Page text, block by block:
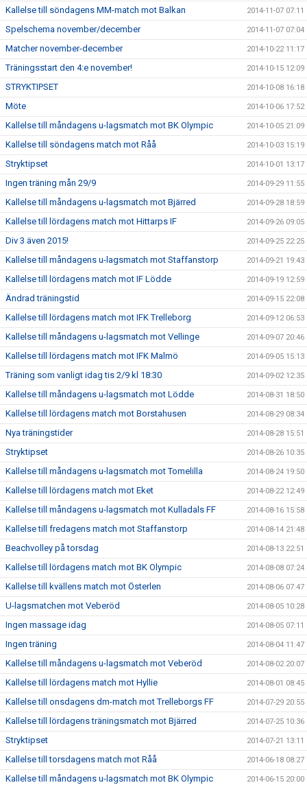
Kallelse till söndagens MM-match mot Balkan 2014-11-07 07:11
Spelschema november/december 2014-11-07 07:04
Matcher november-december 2014-10-22 11:17
Träningsstart den 4:e november! 2014-10-15 12:09
STRYKTIPSET 2014-10-08 16:18
Möte 2014-10-06 17:52
Kallelse till måndagens u-lagsmatch mot BK Olympic 2014-10-05 21:09
Kallelse till söndagens match mot Råå 2014-10-03 15:19
Stryktipset 2014-10-01 13:17
Ingen träning mån 29/9 2014-09-29 11:55
Kallelse till måndagens u-lagsmatch mot Bjärred 2014-09-28 18:59
Kallelse till lördagens match mot Hittarps IF 2014-09-26 09:05
Div 3 även 2015! 2014-09-25 22:25
Kallelse till måndagens u-lagsmatch mot Staffanstorp 2014-09-21 19:43
Kallelse till lördagens match mot IF Lödde 2014-09-19 12:59
Ändrad träningstid 2014-09-15 22:08
Kallelse till lördagens match mot IFK Trelleborg 2014-09-12 06:53
Kallelse till måndagens u-lagsmatch mot Vellinge 2014-09-07 20:46
Kallelse till lördagens match mot IFK Malmö 2014-09-05 15:13
Träning som vanligt idag tis 2/9 kl 18:30 2014-09-02 12:35
Kallelse till måndagens u-lagsmatch mot Lödde 2014-08-31 18:50
Kallelse till lördagens match mot Borstahusen 2014-08-29 08:34
Nya träningstider 2014-08-28 15:51
Stryktipset 2014-08-26 10:35
Kallelse till måndagens u-lagsmatch mot Tomelilla 2014-08-24 19:50
Kallelse till lördagens match mot Eket 2014-08-22 12:49
Kallelse till måndagens u-lagsmatch mot Kulladals FF 2014-08-16 15:58
Kallelse till fredagens match mot Staffanstorp 2014-08-14 21:48
Beachvolley på torsdag 2014-08-13 22:51
Kallelse till lördagens match mot BK Olympic 2014-08-08 07:24
Kallelse till kvällens match mot Österlen 2014-08-06 07:47
U-lagsmatchen mot Veberöd 2014-08-05 10:28
Ingen massage idag 2014-08-05 07:11
Ingen träning 2014-08-04 11:47
Kallelse till måndagens u-lagsmatch mot Veberöd 2014-08-02 20:07
Kallelse till lördagens match mot Hyllie 2014-08-01 08:45
Kallelse till onsdagens dm-match mot Trelleborgs FF 2014-07-29 20:55
Kallelse till lördagens träningsmatch mot Bjärred 2014-07-25 10:36
Stryktipset 2014-07-21 13:11
Kallelse till torsdagens match mot Råå 2014-06-18 08:27
Kallelse till måndagens u-lagsmatch mot BK Olympic 2014-06-15 20:00